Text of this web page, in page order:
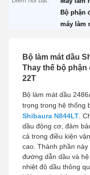
Bộ phận
máy làm
Bộ làm mát dầu
Thay thế bộ phận
22T
Bộ làm mát dầu
trọng trong hệ thống
Shibaura N844LT.
dầu động cơ, đảm
cả trong điều kiện
cao. Thành phần
đường dẫn dầu và
nhiệt độ dầu thông